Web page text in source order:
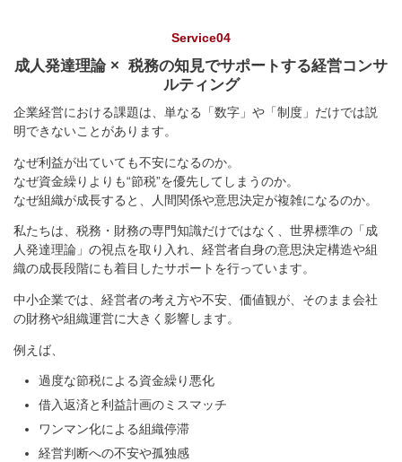
Service04
成人発達理論 × 税務の知見でサポートする経営コンサ
ルティング
企業経営における課題は、単なる「数字」や「制度」だけでは説
明できないことがあります。
なぜ利益が出ていても不安になるのか。
なぜ資金繰りよりも“節税”を優先してしまうのか。
なぜ組織が成長すると、人間関係や意思決定が複雑になるのか。
私たちは、税務・財務の専門知識だけではなく、世界標準の「成
人発達理論」の視点を取り入れ、経営者自身の意思決定構造や組
織の成長段階にも着目したサポートを行っています。
中小企業では、経営者の考え方や不安、価値観が、そのまま会社
の財務や組織運営に大きく影響します。
例えば、
過度な節税による資金繰り悪化
借入返済と利益計画のミスマッチ
ワンマン化による組織停滞
経営判断への不安や孤独感